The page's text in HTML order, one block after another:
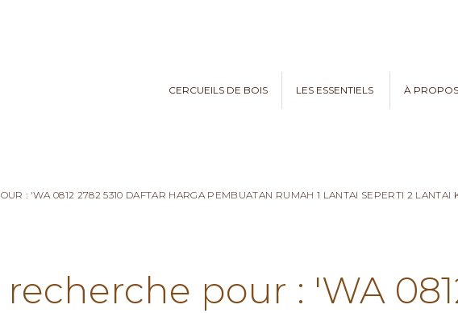
CERCUEILS DE BOIS LES ESSENTIELS À PROPOS
: 'WA 0812 2782 5310 DAFTAR HARGA PEMBUATAN RUMAH 1 LANTAI SEPERTI 2
pour : 'WA